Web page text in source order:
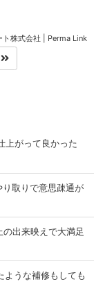
ト株式会社 Perma Link
上がって良かった
取りで意思疎通が
出来映えで大満足
ような補修もしても